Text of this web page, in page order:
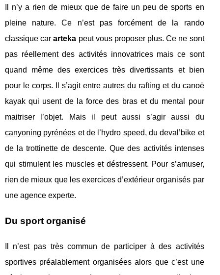
Il n’y a rien de mieux que de faire un peu de sports en
pleine nature. Ce n’est pas forcément de la rando
classique cararteka peut vous proposer plus. Ce ne sont
pas réellement des activités innovatrices mais ce sont
quand même des exercices très divertissants et bien
pour le corps. Il s’agit entre autres du rafting et du canoë
kayak qui usent de la force des bras et du mental pour
maitriser l’objet. Mais il peut aussi s’agir aussi du
canyoning pyrénées et de l’hydro speed, du deval’bike et
de la trottinette de descente. Que des activités intenses
qui stimulent les muscles et déstressent. Pour s’amuser,
rien de mieux que les exercices d’extérieur organisés par
une agence experte.
Du sport organisé
Il n’est pas très commun de participer à des activités
sportives préalablement organisées alors que c’est une